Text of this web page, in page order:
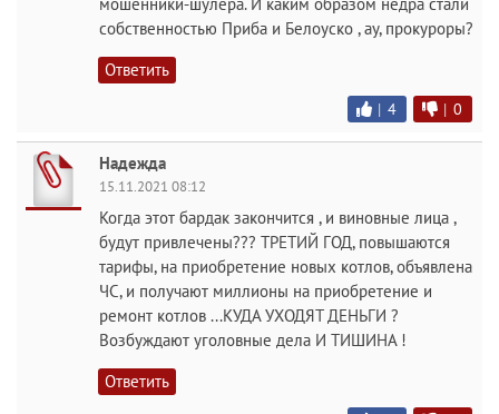
собственностью Приба и Белоуско , ау, прокуроры?
Ответить
| 4 | 0
Надежда
15.11.2021 08:12
Когда этот бардак закончится , и виновные лица ,
будут привлечены??? ТРЕТИЙ ГОД, повышаются
тарифы, на приобретение новых котлов, объявлена
ЧС, и получают миллионы на приобретение и
ремонт котлов ...КУДА УХОДЯТ ДЕНЬГИ ?
Возбуждают уголовные дела И ТИШИНА !
Ответить